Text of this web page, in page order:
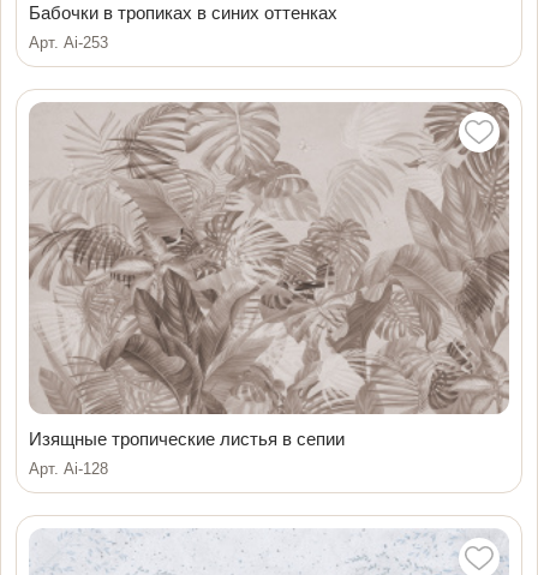
Бабочки в тропиках в синих оттенках
Арт. Ai-253
Изящные тропические листья в сепии
Арт. Ai-128